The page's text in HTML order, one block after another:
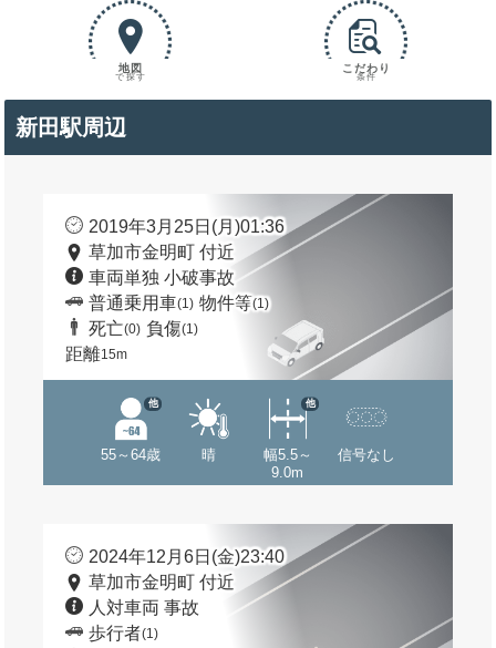
地図
で探す
こだわり
条件
新田駅周辺
2019年3月25日(月)01:36
草加市金明町 付近
車両単独 小破事故
普通乗用車(1) 物件等(1)
死亡(0) 負傷(1)
距離15m
55～64歳
他
晴
幅5.5～
9.0m
他
信号なし
2024年12月6日(金)23:40
草加市金明町 付近
人対車両 事故
歩行者(1)